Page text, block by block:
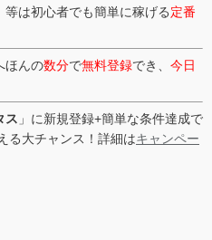
等は初心者でも簡単に稼げる定番
ほんの数分で無料登録でき、 今日
ス 」に新規登録+簡単な条件達成で
る大チャンス！詳細はキャンペー